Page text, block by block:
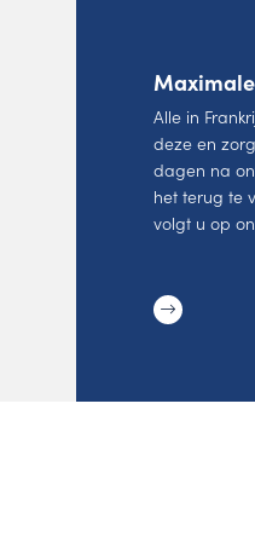
Alle in
deze en
dagen na
het terug te
volgt u op